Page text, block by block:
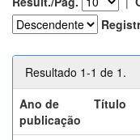
Resultado 1-1 de 1.
Ano de
publicação
Título